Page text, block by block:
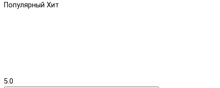
Популярный Хит
5.0